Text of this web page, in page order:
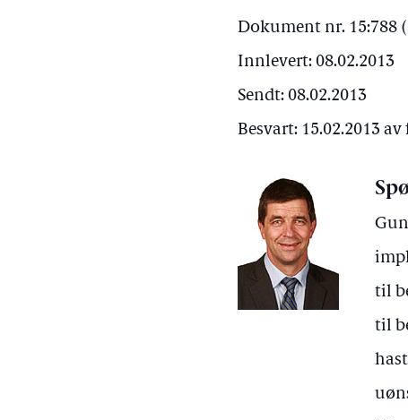
Dokument nr. 15:788
Innlevert: 08.02.2013
Sendt: 08.02.2013
Besvart: 15.02.2013
til
til